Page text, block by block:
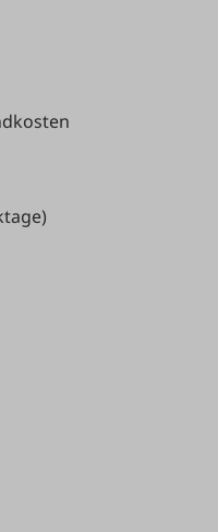
nicht verfügbar.)
zurzeit nicht verfügbar.)
Option ist zurzeit nicht
verfügbar.)
verfügbar.)